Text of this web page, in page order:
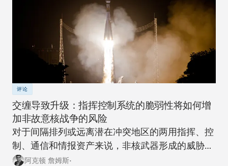
评论
交缠导致升级：指挥控制系统的脆弱性将如何增
加非故意核战争的风险
对于间隔排列或远离潜在冲突地区的两用指挥、控
制、通信和情报资产来说，非核武器形成的威胁越
来越大。
阿克顿 詹姆斯•